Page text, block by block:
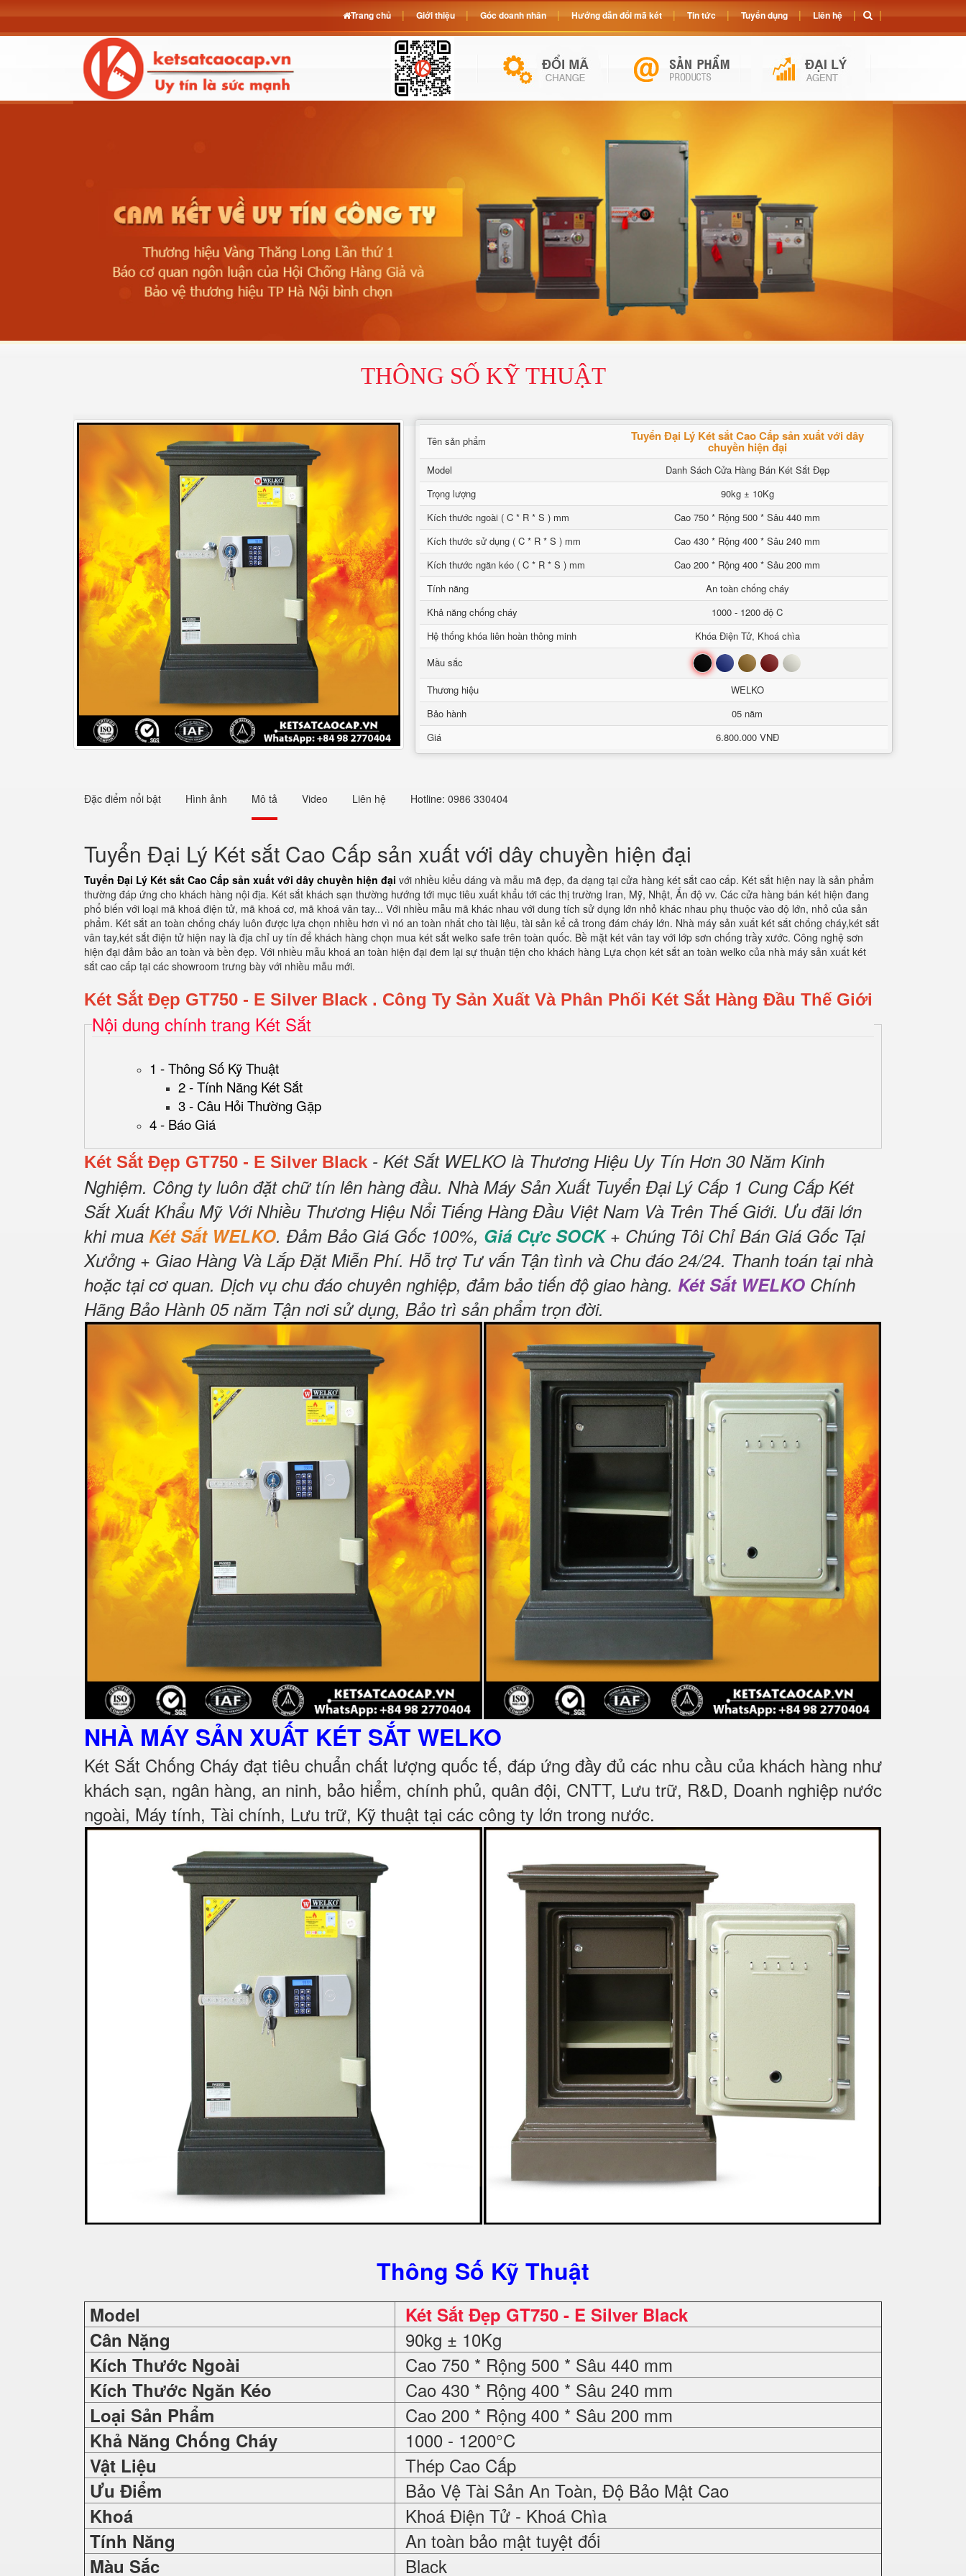
THÔNG SỐ KỸ THUẬT
Tên sản phẩm Tuyển Đại Lý Két sắt Cao Cấp sản xuất với dây
chuyền hiện đại
Model
Danh Sách Cửa Hàng Bán Két Sắt Đẹp
Trọng lượng
90kg ± 10Kg
Kích thước ngoài ( C * R * S ) mm
Cao 750 * Rộng 500 * Sâu 440 mm
Kích thước sử dụng ( C * R * S ) mm
Cao 430 * Rộng 400 * Sâu 240 mm
Kích thước ngăn kéo ( C * R * S ) mm
Cao 200 * Rộng 400 * Sâu 200 mm
Tính năng
An toàn chống cháy
Khả năng chống cháy
1000 - 1200 độ C
Hệ thống khóa liên hoàn thông minh
Khóa Điện Tử, Khoá chìa
Mầu sắc
Đen Xanh Nâu Đỏ Trắng
Thương hiệu
WELKO
Bảo hành
05 năm
Giá
6.800.000 VNĐ
Đặc điểm nổi bật Hình ảnh Mô tả Video Liên hệ Hotline: 0986 330404
Tuyển Đại Lý Két sắt Cao Cấp sản xuất với dây chuyền hiện đại
Tuyển Đại Lý Két sắt Cao Cấp sản xuất với dây chuyền hiện đại với nhiều kiểu dáng và mẫu mã đẹp, đa dạng tại cửa hàng két sắt cao cấp. Két sắt hiện nay là sản phẩm
thường đáp ứng cho khách hàng nội địa. Két sắt khách sạn thường hướng tới mục tiêu xuất khẩu tới các thị trường Iran, Mỹ, Nhật, Ấn độ vv. Các cửa hàng bán két hiện đang
phổ biến với loại mã khoá điện tử, mã khoá cơ, mã khoá vân tay... Với nhiều mẫu mã khác nhau với dung tích sử dụng lớn nhỏ khác nhau phụ thuộc vào độ lớn, nhỏ của sản
phẩm. Két sắt an toàn chống cháy luôn được lựa chọn nhiều hơn vì nó an toàn nhất cho tài liệu, tài sản kể cả trong đám cháy lớn. Nhà máy sản xuất két sắt chống cháy,két sắt
vân tay,két sắt điện tử hiện nay là địa chỉ uy tín để khách hàng chọn mua két sắt welko safe trên toàn quốc. Bề mặt két vân tay với lớp sơn chống trầy xước. Công nghệ sơn
hiện đại đảm bảo an toàn và bền đẹp. Với nhiều mẫu khoá an toàn hiện đại đem lại sự thuận tiện cho khách hàng Lựa chọn két sắt an toàn welko của nhà máy sản xuất két
sắt cao cấp tại các showroom trưng bày với nhiều mẫu mới.
Két Sắt Đẹp GT750 - E Silver Black . Công Ty Sản Xuất Và Phân Phối Két Sắt Hàng Đầu Thế Giới
Nội dung chính trang Két Sắt
1 - Thông Số Kỹ Thuật
2 - Tính Năng Két Sắt
3 - Câu Hỏi Thường Gặp
4 - Báo Giá
Két Sắt Đẹp GT750 - E Silver Black - Két Sắt WELKO là Thương Hiệu Uy Tín Hơn 30 Năm Kinh
Nghiệm. Công ty luôn đặt chữ tín lên hàng đầu. Nhà Máy Sản Xuất Tuyển Đại Lý Cấp 1 Cung Cấp Két
Sắt Xuất Khẩu Mỹ Với Nhiều Thương Hiệu Nổi Tiếng Hàng Đầu Việt Nam Và Trên Thế Giới. Ưu đãi lớn
khi mua Két Sắt WELKO. Đảm Bảo Giá Gốc 100%, Giá Cực SOCK+ Chúng Tôi Chỉ Bán Giá Gốc Tại
Xưởng + Giao Hàng Và Lắp Đặt Miễn Phí. Hỗ trợ Tư vấn Tận tình và Chu đáo 24/24. Thanh toán tại nhà
hoặc tại cơ quan. Dịch vụ chu đáo chuyên nghiệp, đảm bảo tiến độ giao hàng. Két Sắt WELKO Chính
Hãng Bảo Hành 05 năm Tận nơi sử dụng, Bảo trì sản phẩm trọn đời.
NHÀ MÁY SẢN XUẤT KÉT SẮTWELKO
Két Sắt Chống Cháy đạt tiêu chuẩn chất lượng quốc tế, đáp ứng đầy đủ các nhu cầu của khách hàng như
khách sạn, ngân hàng, an ninh, bảo hiểm, chính phủ, quân đội, CNTT, Lưu trữ, R&D, Doanh nghiệp nước
ngoài, Máy tính, Tài chính, Lưu trữ, Kỹ thuật tại các công ty lớn trong nước.
Thông Số Kỹ Thuật
Model
Két Sắt Đẹp GT750 - E Silver Black
Cân Nặng
90kg ± 10Kg
Kích Thước Ngoài Cao 750 * Rộng 500 * Sâu 440 mm
Kích Thước Ngăn Kéo Cao 430 * Rộng 400 * Sâu 240 mm
Loại Sản Phẩm Cao 200 * Rộng 400 * Sâu 200 mm
Khả Năng Chống Cháy 1000 - 1200°C
Vật Liệu Thép Cao Cấp
Ưu Điểm Bảo Vệ Tài Sản An Toàn, Độ Bảo Mật Cao
Khoá Khoá Điện Tử - Khoá Chìa
Tính Năng An toàn bảo mật tuyệt đối
Màu Sắc Black
Trang chủ Giới thiệu Góc doanh nhân Hướng dẫn đổi mã két Tin tức Tuyển dụng Liên hệ